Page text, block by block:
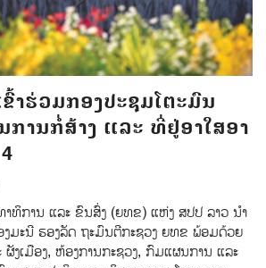
າຮ່ວມກອງປະຊຸມໂຕະມົນ
ານກໍ່ສ້າງ ແລະ ທີ່ຢູ່ອາໃສອາ
າທິການ ແລະ ຂົນສົ່ງ (ຍທຂ) ແຫ່ງ ສປປ ລາວ ນໍາ
ງມະນີ ຮອງລັດ ຖະມົນຕີກະຊວງ ຍທຂ ພ້ອມດ້ວຍ
ຜັງເມືອງ, ຫ້ອງການກະຊວງ, ກົມແຜນການ ແລະ